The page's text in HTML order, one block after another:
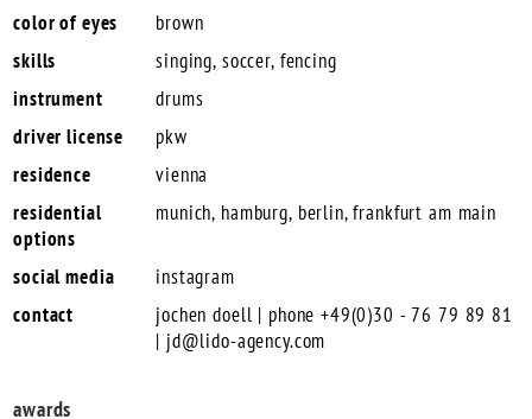
color of eyes
brown
skills
singing, soccer, fencing
instrument
drums
driver license
pkw
residence
vienna
residential
options
munich, hamburg, berlin, frankfurt am main
social media
instagram
contact
jochen doell | phone +49(0)30 - 76 79 89 81
| jd@lido-agency.com
awards